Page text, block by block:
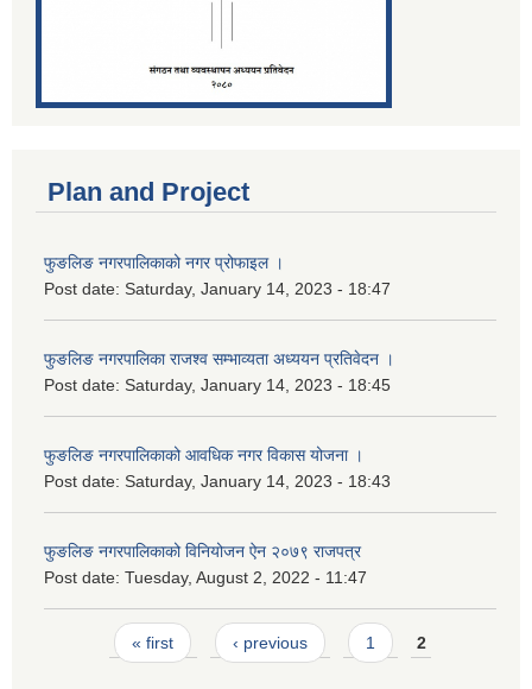
Plan and Project
फुङलिङ नगरपालिकाको नगर प्रोफाइल ।
Post date: Saturday, January 14, 2023 - 18:47
फुङलिङ नगरपालिका राजश्व सम्भाव्यता अध्ययन प्रतिवेदन ।
Post date: Saturday, January 14, 2023 - 18:45
फुङलिङ नगरपालिकाको आवधिक नगर विकास योजना ।
Post date: Saturday, January 14, 2023 - 18:43
फुङलिङ नगरपालिकाको विनियोजन ऐन २०७९ राजपत्र
Post date: Tuesday, August 2, 2022 - 11:47
Pages« first ‹ previous 1 2